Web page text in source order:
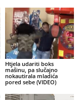
Htjela udariti boks
mašinu, pa slučajno
nokautirala mladića
pored sebe (VIDEO)